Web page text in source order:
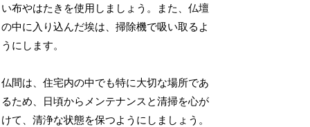
い布やはたきを使用しましょう。また、仏壇
の中に入り込んだ埃は、掃除機で吸い取るよ
うにします。
仏間は、住宅内の中でも特に大切な場所であ
るため、日頃からメンテナンスと清掃を心が
けて、清浄な状態を保つようにしましょう。